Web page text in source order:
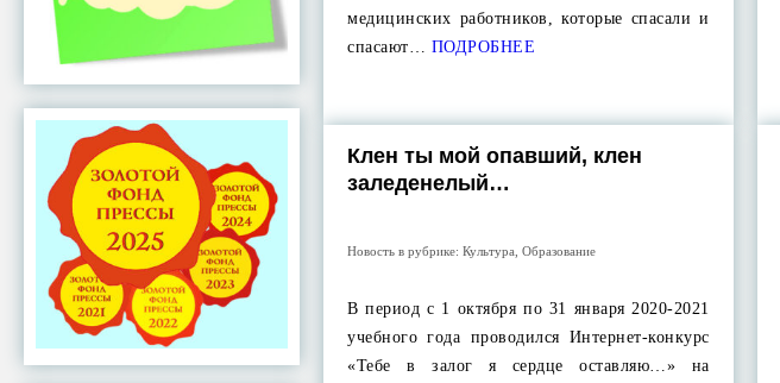
медицинских работников, которые спасали и
спасают… ПОДРОБНЕЕ
Клен ты мой опавший, клен
заледенелый…
Новость в рубрике:Культура ,Образование
В период с 1 октября по 31 января 2020-2021
учебного года проводился Интернет-конкурс
«Тебе в залог я сердце оставляю…» на